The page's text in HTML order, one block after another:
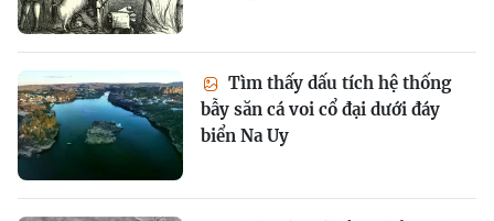
Tìm thấy dấu tích hệ thống
bẫy săn cá voi cổ đại dưới đáy
biển Na Uy